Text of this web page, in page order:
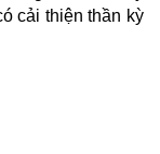
cải thiện thần kỳ